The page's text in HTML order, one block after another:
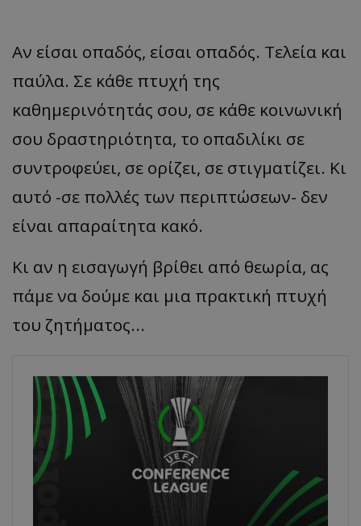
Αν είσαι οπαδός, είσαι οπαδός. Τελεία και
παύλα. Σε κάθε πτυχή της
καθημερινότητάς σου, σε κάθε κοινωνική
σου δραστηριότητα, το οπαδιλίκι σε
συντροφεύει, σε ορίζει, σε στιγματίζει. Κι
αυτό -σε πολλές των περιπτώσεων- δεν
είναι απαραίτητα κακό.
Κι αν η εισαγωγή βρίθει από θεωρία, ας
πάμε να δούμε και μια πρακτική πτυχή
του ζητήματος...